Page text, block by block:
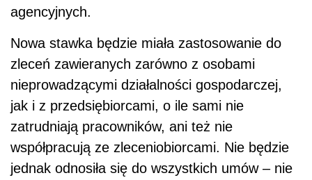
agencyjnych.
Nowa stawka będzie miała zastosowanie do
zleceń zawieranych zarówno z osobami
nieprowadzącymi działalności gospodarczej,
jak i z przedsiębiorcami, o ile sami nie
zatrudniają pracowników, ani też nie
współpracują ze zleceniobiorcami. Nie będzie
jednak odnosiła się do wszystkich umów – nie